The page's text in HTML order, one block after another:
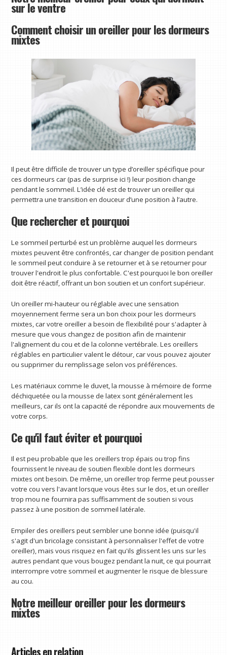
sur le ventre
Comment choisir un oreiller pour les dormeurs
mixtes
Il peut être difficile de trouver un type d’oreiller spécifique pour
ces dormeurs car (pas de surprise ici !) leur position change
pendant le sommeil. L’idée clé est de trouver un oreiller qui
permettra une transition en douceur d’une position à l’autre.
Que rechercher et pourquoi
Le sommeil perturbé est un problème auquel les dormeurs
mixtes peuvent être confrontés, car changer de position pendant
le sommeil peut conduire à se retourner et à se retourner pour
trouver l'endroit le plus confortable. C'est pourquoi le bon oreiller
doit être réactif, offrant un bon soutien et un confort supérieur.
Un oreiller mi-hauteur ou réglable avec une sensation
moyennement ferme sera un bon choix pour les dormeurs
mixtes, car votre oreiller a besoin de flexibilité pour s'adapter à
mesure que vous changez de position afin de maintenir
l'alignement du cou et de la colonne vertébrale. Les oreillers
réglables en particulier valent le détour, car vous pouvez ajouter
ou supprimer du remplissage selon vos préférences.
Les matériaux comme le duvet, la mousse à mémoire de forme
déchiquetée ou la mousse de latex sont généralement les
meilleurs, car ils ont la capacité de répondre aux mouvements de
votre corps.
Ce qu'il faut éviter et pourquoi
Il est peu probable que les oreillers trop épais ou trop fins
fournissent le niveau de soutien flexible dont les dormeurs
mixtes ont besoin. De même, un oreiller trop ferme peut pousser
votre cou vers l'avant lorsque vous êtes sur le dos, et un oreiller
trop mou ne fournira pas suffisamment de soutien si vous
passez à une position de sommeil latérale.
Empiler des oreillers peut sembler une bonne idée (puisqu'il
s'agit d'un bricolage consistant à personnaliser l'effet de votre
oreiller), mais vous risquez en fait qu'ils glissent les uns sur les
autres pendant que vous bougez pendant la nuit, ce qui pourrait
interrompre votre sommeil et augmenter le risque de blessure
au cou.
Notre meilleur oreiller pour les dormeurs
mixtes
Articles en relation